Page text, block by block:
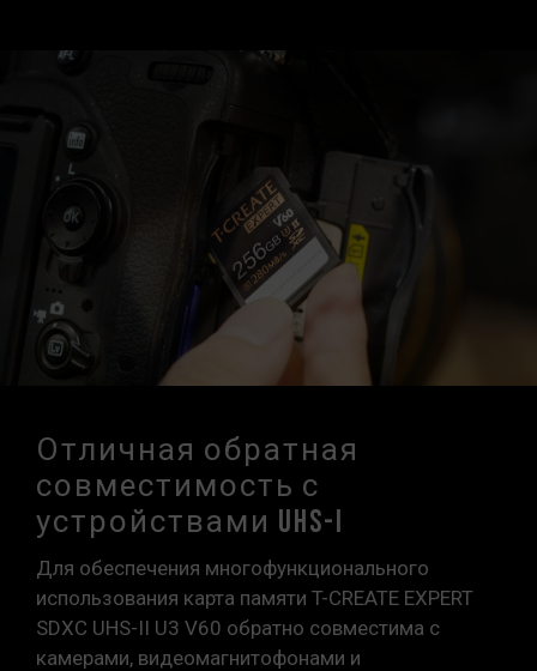
Отличная обратная
совместимость с
устройствами UHS-I
Для обеспечения многофункционального
использования карта памяти T-CREATE EXPERT
SDXC UHS-II U3 V60 обратно совместима с
камерами, видеомагнитофонами и